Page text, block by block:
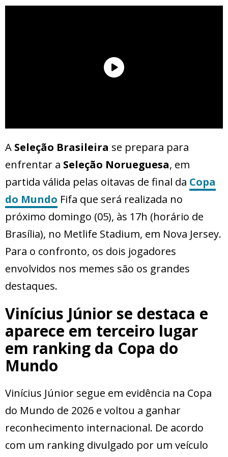
A Seleção Brasileira se prepara para
enfrentar a Seleção Norueguesa, em
partida válida pelas oitavas de final da Copa
do Mundo Fifa que será realizada no
próximo domingo (05), às 17h (horário de
Brasília), no Metlife Stadium, em Nova Jersey.
Para o confronto, os dois jogadores
envolvidos nos memes são os grandes
destaques.
Vinícius Júnior se destaca e
aparece em terceiro lugar
em ranking da Copa do
Mundo
Vinícius Júnior segue em evidência na Copa
do Mundo de 2026 e voltou a ganhar
reconhecimento internacional. De acordo
com um ranking divulgado por um veículo